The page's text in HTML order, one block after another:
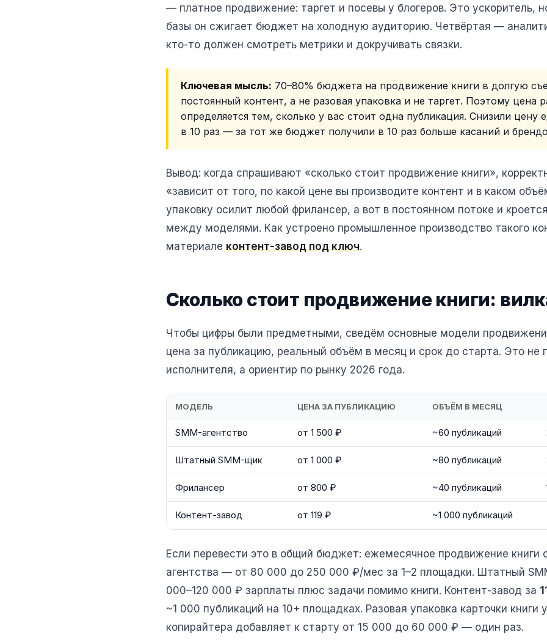
— платное продвижение: таргет и посевы у блогеров. Это ускоритель,
базы он сжигает бюджет на холодную аудиторию. Четвёртая —
кто-то должен смотреть метрики и докручивать связки.
Ключевая мысль: 70–80% бюджета на продвижение книги в долгую
постоянный контент, а не разовая упаковка и не таргет. Поэтому цена
определяется тем, сколько у вас стоит одна публикация. Снизили цену
в 10 раз — за тот же бюджет получили в 10 раз больше касаний и
Вывод: когда спрашивают «сколько стоит продвижение книги»,
«зависит от того, по какой цене вы производите контент и в каком
упаковку осилит любой фрилансер, а вот в постоянном потоке и
между моделями. Как устроено промышленное производство такого
материале контент-завод под ключ.
Сколько стоит продвижение книги:
Чтобы цифры были предметными, сведём основные модели
цена за публикацию, реальный объём в месяц и срок до старта. Это не
исполнителя, а ориентир по рынку 2026 года.
МОДЕЛЬ ЦЕНА ЗА ПУБЛИКАЦИЮ ОБЪЁМ В МЕСЯЦ
SMM-агентство от 1 500 ₽ ~60 публикаций
Штатный SMM-щик от 1 000 ₽ ~80 публикаций
Фрилансер от 800 ₽ ~40 публикаций
Контент-завод от 119 ₽ ~1 000 публикаций
Если перевести это в общий бюджет: ежемесячное продвижение книги
агентства — от 80 000 до 250 000 ₽/мес за 1–2 площадки. Штатный
000–120 000 ₽ зарплаты плюс задачи помимо книги. Контент-завод за
~1 000 публикаций на 10+ площадках. Разовая упаковка карточки книги
копирайтера добавляет к старту от 15 000 до 60 000 ₽ — один раз.